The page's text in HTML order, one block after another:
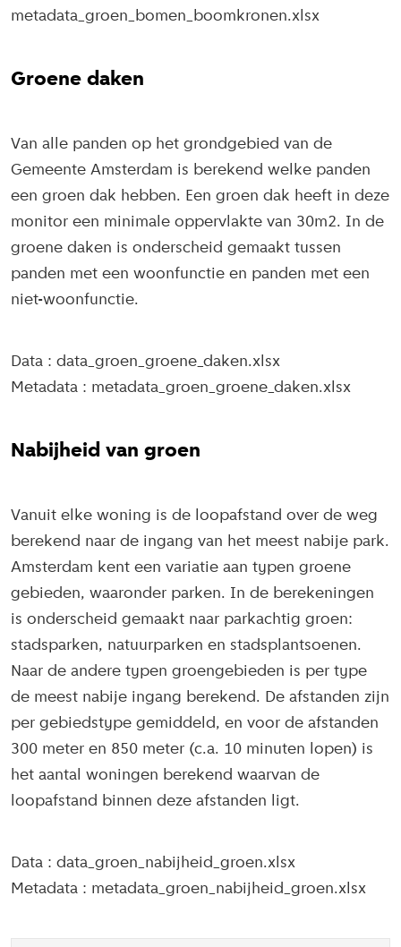
metadata_groen_bomen_boomkronen.xlsx
Groene daken
Van alle panden op het grondgebied van de
Gemeente Amsterdam is berekend welke panden
een groen dak hebben. Een groen dak heeft in deze
monitor een minimale oppervlakte van 30m2. In de
groene daken is onderscheid gemaakt tussen
panden met een woonfunctie en panden met een
niet-woonfunctie.
Data : data_groen_groene_daken.xlsx
Metadata : metadata_groen_groene_daken.xlsx
Nabijheid van groen
Vanuit elke woning is de loopafstand over de weg
berekend naar de ingang van het meest nabije park.
Amsterdam kent een variatie aan typen groene
gebieden, waaronder parken. In de berekeningen
is onderscheid gemaakt naar parkachtig groen:
stadsparken, natuurparken en stadsplantsoenen.
Naar de andere typen groengebieden is per type
de meest nabije ingang berekend. De afstanden zijn
per gebiedstype gemiddeld, en voor de afstanden
300 meter en 850 meter (c.a. 10 minuten lopen) is
het aantal woningen berekend waarvan de
loopafstand binnen deze afstanden ligt.
Data : data_groen_nabijheid_groen.xlsx
Metadata : metadata_groen_nabijheid_groen.xlsx